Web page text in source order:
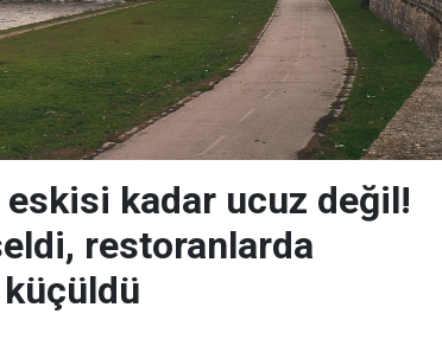
eskisi kadar ucuz değil!
restoranlarda